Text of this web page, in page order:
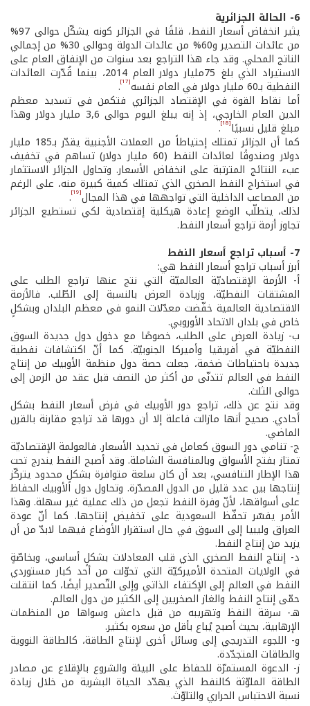
6- الحالة الجزائرية
يثير انخفاض أسعار النفط، قلقًا في الجزائر كونه يشكّل حوالى 97%
من عائدات التصدير و60% من عائدات الدولة وحوالى 30% من إجمالي
الناتج المحلي. وقد جاء هذا التراجع بعد سنوات من الإنفاق العام على
الاستيراد الذي بلغ 75مليار دولار العام 2014، بينما قُدّرت العائدات
النفطية بـ60 مليار دولار في العام نفسه [17]
.
أما نقاط القوة في الإقتصاد الجزائري فتكمن في تسديد معظم
الدين العام الخارجي، إذ إنه يبلغ اليوم حوالى 3,6 مليار دولار وهذا
مبلغ قليل نسبيًا[18]
.
كما أن الجزائر تمتلك إحتياطاً من العملات الأجنبية يقدّر بـ185 مليار
دولار وصندوقًا لعائدات النفط (60 مليار دولار) تساهم في تخفيف
عبء النتائج المترتبة على انخفاض الأسعار. وتحاول الجزائر الاستثمار
في استخراج النفط الصخري الذي تمتلك كمية كبيرة منه، على الرغم
من المصاعب الداخلية التي تواجهها في هذا المجال[19]
.
لذلك، يتطلّب الوضع إعادة هيكلية إقتصادية لكي تستطيع الجزائر
تجاوز أزمة تراجع أسعار النفط.
7- أسباب تراجع أسعار النفط
أبرز أسباب تراجع أسعار النفط هي:
أ- الأزمة الإقتصاديّة العالميّة التي نتج عنها تراجع الطلب على
المشتقات النفطيّة، وزيادة العرض بالنسبة إلى الطّلب. فالأزمة
الاقتصادية العالمية خفّضت معدّلات النمو في معظم البلدان وبشكلٍ
خاص في بلدان الاتحاد الأوروبي.
ب- زيادة العرض على الطلب، خصوصًا مع دخول دول جديدة السوق
النفطيّة في أفريقيا وأميركا الجنوبيّة. كما أنّ اكتشافات نفطية
جديدة باحتياطات ضخمة، جعلت حصة دول منظمة الأوبيك من إنتاج
النفط في العالم تتدنّى من أكثر من النصف قبل عقد من الزمن إلى
حوالى الثلث.
وقد نتج عن ذلك، تراجع دور الأوبيك في فرض أسعار النفط بشكل
أحادي. صحيح أنها مازالت فاعلة إلا أن دورها قد تراجع مقارنة بالقرن
الماضي.
ج- تنامي دور السوق كعامل في تحديد الأسعار. فالعولمة الإقتصاديّة
تمتاز بفتح الأسواق وبالمنافسة الشاملة. وقد أصبح النفط يندرج تحت
هذا الإطار التنافسي، بعد أن كان سلعة متوافرة بشكلٍ محدود يتركّز
إنتاجها بين عدد قليل من الدول المصدّرة. وتحاول دول الأوبيك الحفاظ
على أسواقها، لأنّ وفرة النفط تجعل من ذلك عملية غير سهلة. وهذا
الأمر يفسّر تحفّظ السعودية على تخفيض إنتاجها. كما أنّ عودة
العراق وليبيا إلى السوق في حال استقرار الأوضاع فيهما لابدّ من أن
يزيد من إنتاج النفط.
د- إنتاج النفط الصخري الذي قلب المعادلات بشكلٍ أساسي، وبخاصّةٍ
في الولايات المتحدة الأميركيّة التي تحوّلت من أحد كبار مستوردي
النفط في العالم إلى الإكتفاء الذاتي وإلى التّصدير أيضًا، كما انتقلت
حمّى إنتاج النفط والغاز الصخريين إلى الكثير من دول العالم.
هـ- سرقة النفظ وتهريبه من قبل داعش وسواها من المنظمات
الإرهابية، بحيث أصبح يُباع بأقل من سعره بكثير.
و- اللجوء التدريجي إلى وسائل أخرى لإنتاج الطاقة، كالطاقة النووية
والطاقات المتجدّدة.
ز- الدعوة المستمرّة للحفاظ على البيئة والشروع بالإقلاع عن مصادر
الطاقة الملوّثة كالنفط الذي يهدّد الحياة البشرية من خلال زيادة
نسبة الاحتباس الحراري والتلوّث.